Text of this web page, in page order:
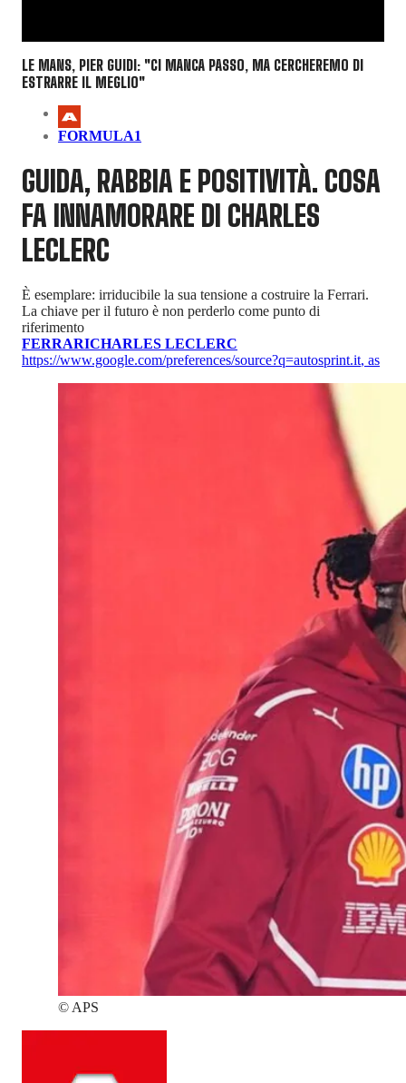
LE MANS, PIER GUIDI: "CI MANCA PASSO, MA CERCHEREMO DI
ESTRARRE IL MEGLIO"
FORMULA1
GUIDA, RABBIA E POSITIVITÀ. COSA
FA INNAMORARE DI CHARLES
LECLERC
È esemplare: irriducibile la sua tensione a costruire la Ferrari.
La chiave per il futuro è non perderlo come punto di
riferimento
FERRARICHARLES LECLERC
https://www.google.com/preferences/source?q=autosprint.it, as
© APS